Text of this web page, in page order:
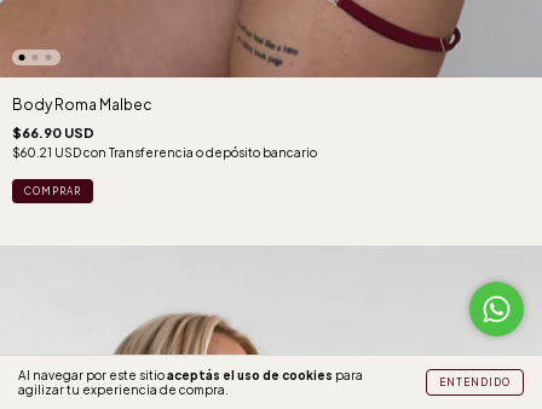
Al navegar por este sitioaceptás el uso de cookies para
agilizar tu experiencia de compra.
ENTENDIDO
Body Roma Malbec
$66.90 USD
$60.21 USDcon Transferencia o depósito bancario
COMPRAR